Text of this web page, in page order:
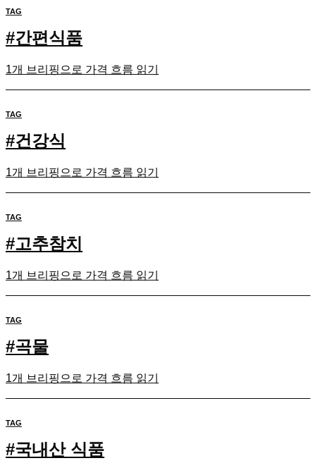
TAG
#간편식품
1개 브리핑으로 가격 흐름 읽기
TAG
#건강식
1개 브리핑으로 가격 흐름 읽기
TAG
#고추참치
1개 브리핑으로 가격 흐름 읽기
TAG
#곡물
1개 브리핑으로 가격 흐름 읽기
TAG
#국내산 식품